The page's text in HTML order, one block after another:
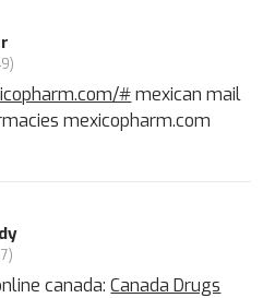
#mexican mail
mexicopharm.com
canada:Canada Drugs